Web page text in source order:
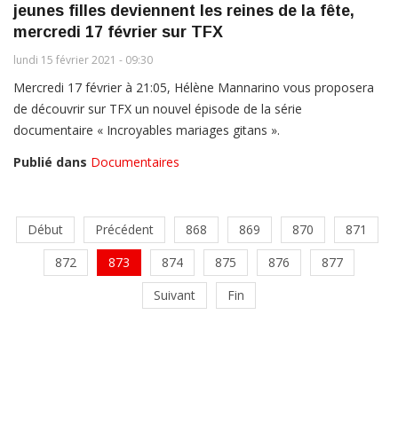
jeunes filles deviennent les reines de la fête,
mercredi 17 février sur TFX
lundi 15 février 2021 - 09:30
Mercredi 17 février à 21:05, Hélène Mannarino vous proposera
de découvrir sur TFX un nouvel épisode de la série
documentaire « Incroyables mariages gitans ».
Publié dans Documentaires
Début Précédent 868 869 870
871
872
873 874 875 876
877
Suivant
Fin